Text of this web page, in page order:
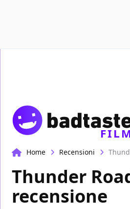
Home Recensioni
Thunder
recensione